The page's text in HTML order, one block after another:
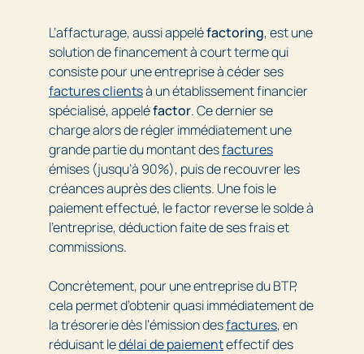
L’affacturage, aussi appeléfactoring, est une
solution de financement à court terme qui
consiste pour une entreprise à céder ses
factures clientsà un établissement financier
spécialisé, appeléfactor. Ce dernier se
charge alors de régler immédiatement une
grande partie du montant desfactures
émises (jusqu’à 90%), puis de recouvrer les
créances auprès des clients. Une fois le
paiement effectué, le factor reverse le solde à
l’entreprise, déduction faite de ses frais et
commissions.
Concrètement, pour une entreprise du BTP,
cela permet d’obtenir quasi immédiatement de
la trésorerie dès l’émission desfactures, en
réduisant ledélai de paiementeffectif des